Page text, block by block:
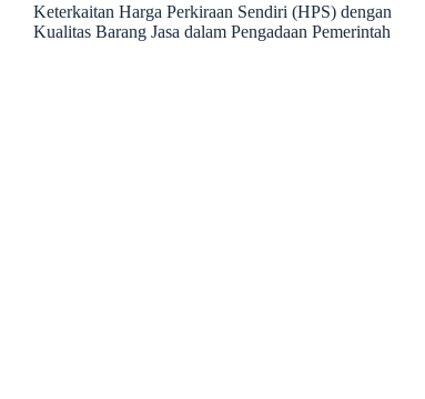
Keterkaitan Harga Perkiraan Sendiri (HPS) dengan
Kualitas Barang Jasa dalam Pengadaan Pemerintah